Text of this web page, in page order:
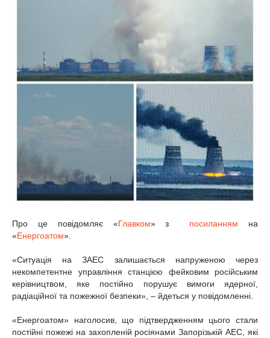
Про це повідомляє «Главком» з посиланням
на
«Енергоатом».
«Ситуація на ЗАЕС залишається напруженою через
некомпетентне управління станцією фейковим російським
керівництвом, яке постійно порушує вимоги ядерної,
радіаційної та пожежної безпеки», – йдеться у повідомленні.
«Енергоатом» наголосив, що підтвердженням цього стали
постійні пожежі на захопленій росіянами Запорізькій АЕС, які